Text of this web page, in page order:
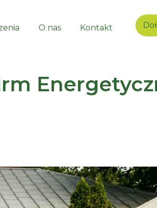
O nas Kontakt